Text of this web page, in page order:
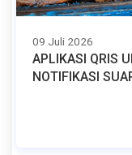
09 Juli 2026
APLIKASI QRIS
NOTIFIKASI